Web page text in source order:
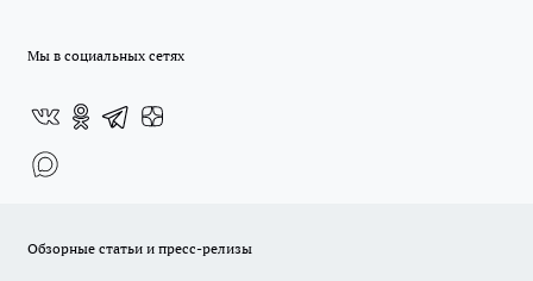
Мы в социальных сетях
Обзорные статьи и пресс-релизы